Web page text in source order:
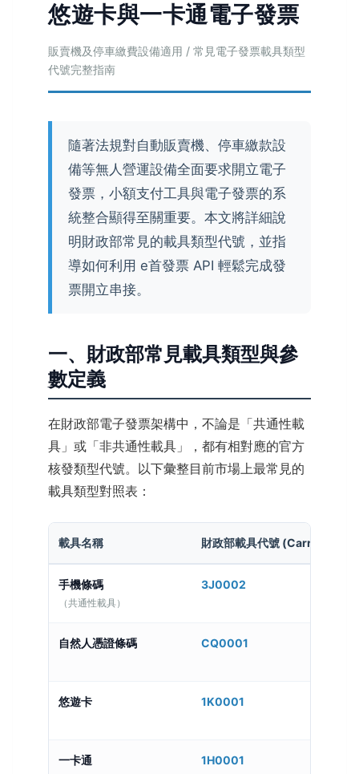
悠遊卡與一卡通電子發票
販賣機及停車繳費設備適用 / 常見電子發票載具類型
代號完整指南
隨著法規對自動販賣機、停車繳款設
備等無人營運設備全面要求開立電子
發票，小額支付工具與電子發票的系
統整合顯得至關重要。本文將詳細說
明財政部常見的載具類型代號，並指
導如何利用 e首發票 API 輕鬆完成發
票開立串接。
一、財政部常見載具類型與參
數定義
在財政部電子發票架構中，不論是「共通性載
具」或「非共通性載具」，都有相對應的官方
核發類型代號。以下彙整目前市場上最常見的
載具類型對照表：
載具名稱 財政部載具代號 (CarryType)
手機條碼
（共通性載具）
3J0002
自然人憑證條碼 CQ0001
悠遊卡 1K0001
一卡通 1H0001